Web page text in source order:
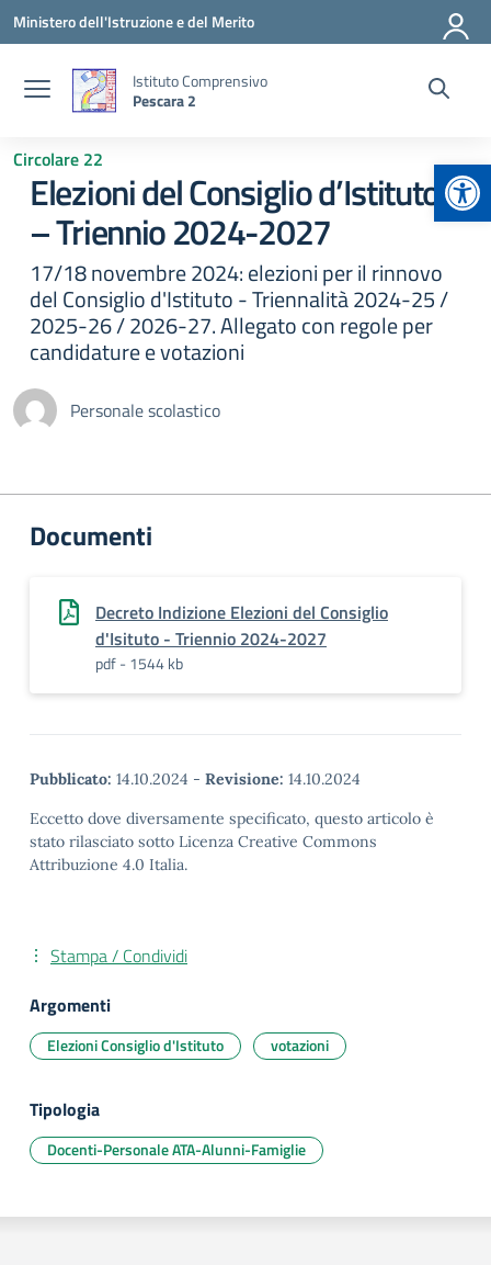
Vai ai contenuti
Vai al menu di navigazione
Vai al footer
Ministero dell'Istruzione e del Merito
Istituto Comprensivo
Pescara 2
Circolare 22
Elezioni del Consiglio d’Istituto
– Triennio 2024-2027
17/18 novembre 2024: elezioni per il rinnovo
del Consiglio d'Istituto - Triennalità 2024-25 /
2025-26 / 2026-27. Allegato con regole per
candidature e votazioni
Personale scolastico
Documenti
Decreto Indizione Elezioni del Consiglio
d'Isituto - Triennio 2024-2027
pdf - 1544 kb
Pubblicato: 14.10.2024 - Revisione: 14.10.2024
Eccetto dove diversamente specificato, questo articolo è
stato rilasciato sotto Licenza Creative Commons
Attribuzione 4.0 Italia.
Stampa / Condividi
Argomenti
Elezioni Consiglio d'Istituto votazioni
Tipologia
Docenti-Personale ATA-Alunni-Famiglie